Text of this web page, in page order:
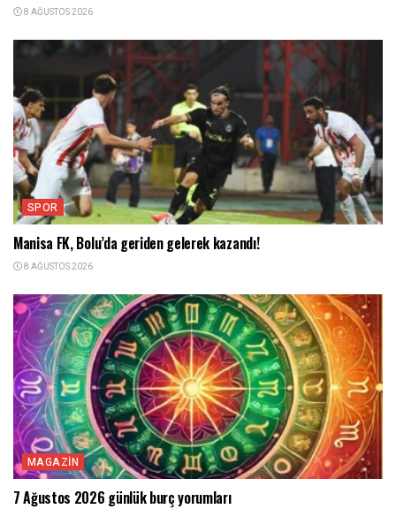
8 AĞUSTOS 2026
SPOR
Manisa FK, Bolu’da geriden gelerek kazandı!
8 AĞUSTOS 2026
MAGAZIN
7 Ağustos 2026 günlük burç yorumları